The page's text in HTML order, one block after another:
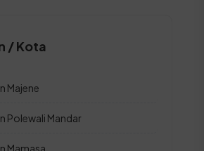
/ Kota
Majene
Polewali Mandar
Mamasa